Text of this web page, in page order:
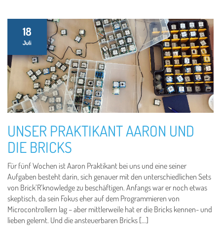
18
Juli
UNSER PRAKTIKANT AARON UND
DIE BRICKS
Für fünf Wochen ist Aaron Praktikant bei uns und eine seiner
Aufgaben besteht darin, sich genauer mit den unterschiedlichen Sets
von Brick’R’knowledge zu beschäftigen. Anfangs war er noch etwas
skeptisch, da sein Fokus eher auf dem Programmieren von
Microcontrollern lag – aber mittlerweile hat er die Bricks kennen- und
lieben gelernt. Und die ansteuerbaren Bricks […]